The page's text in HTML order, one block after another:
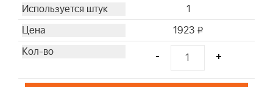
1
1923 i
- +